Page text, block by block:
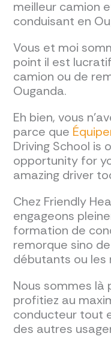
meilleur camion
conduisant en
Vous et moi
point il est
camion ou de
Ouganda.
Eh bien, vous
parce que
Driving School is
opportunity for
amazing driver
Chez Friendly
engageons
formation de
remorque sino
débutants ou les
Nous sommes là
profitiez au
conducteur tout
des autres